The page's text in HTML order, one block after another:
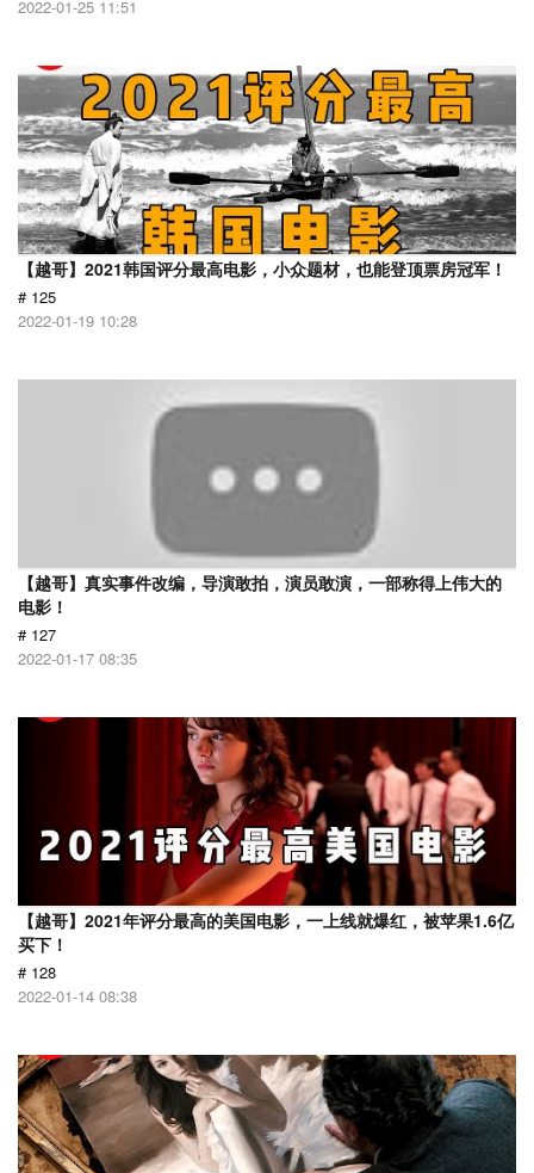
2022-01-25 11:51
【越哥】2021韩国评分最高电影，小众题材，也能登顶票房冠军！
# 125
2022-01-19 10:28
【越哥】真实事件改编，导演敢拍，演员敢演，一部称得上伟大的
电影！
# 127
2022-01-17 08:35
【越哥】2021年评分最高的美国电影，一上线就爆红，被苹果1.6亿
买下！
# 128
2022-01-14 08:38